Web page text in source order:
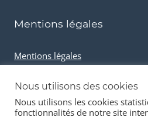
Mentions légales
Mentions légales
Cookies et données personnelles
Nous utilisons des cookies
Nous utilisons les cookies
fonctionnalités de notre site